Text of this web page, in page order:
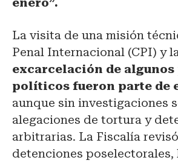
enero”.
La visita de una misión
Penal Internacional (CPI) y
excarcelación de algunos
políticos fueron parte de
aunque sin investigaciones
alegaciones de tortura y
arbitrarias. La Fiscalía
detenciones